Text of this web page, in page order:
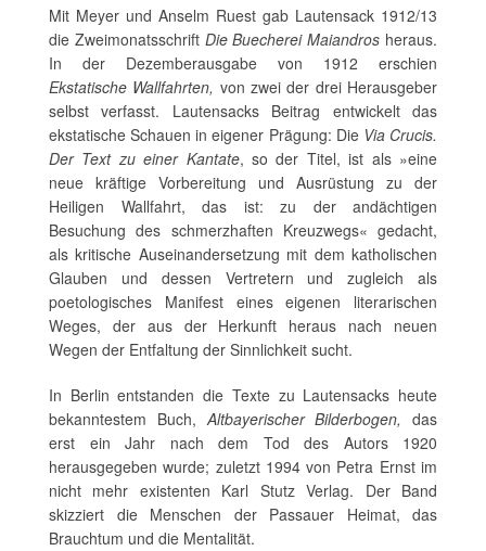
Mit Meyer und Anselm Ruest gab Lautensack 1912/13
die Zweimonatsschrift Die Buecherei Maiandros heraus.
In der Dezemberausgabe von 1912 erschien
Ekstatische Wallfahrten, von zwei der drei Herausgeber
selbst verfasst. Lautensacks Beitrag entwickelt das
ekstatische Schauen in eigener Prägung: Die Via Crucis.
Der Text zu einer Kantate, so der Titel, ist als »eine
neue kräftige Vorbereitung und Ausrüstung zu der
Heiligen Wallfahrt, das ist: zu der andächtigen
Besuchung des schmerzhaften Kreuzwegs« gedacht,
als kritische Auseinandersetzung mit dem katholischen
Glauben und dessen Vertretern und zugleich als
poetologisches Manifest eines eigenen literarischen
Weges, der aus der Herkunft heraus nach neuen
Wegen der Entfaltung der Sinnlichkeit sucht.
In Berlin entstanden die Texte zu Lautensacks heute
bekanntestem Buch,Altbayerischer Bilderbogen, das
erst ein Jahr nach dem Tod des Autors 1920
herausgegeben wurde; zuletzt 1994 von Petra Ernst im
nicht mehr existenten Karl Stutz Verlag. Der Band
skizziert die Menschen der Passauer Heimat, das
Brauchtum und die Mentalität.